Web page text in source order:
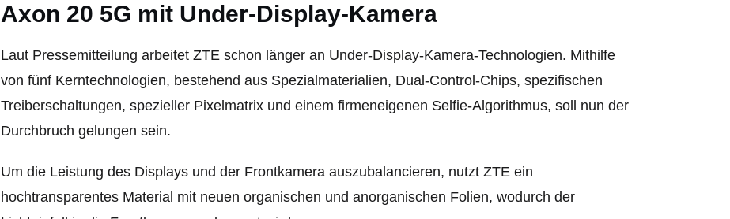
Axon 20 5G mit Under-Display-Kamera
Laut Pressemitteilung arbeitet ZTE schon länger an Under-Display-Kamera-Technologien. Mithilfe
von fünf Kerntechnologien, bestehend aus Spezialmaterialien, Dual-Control-Chips, spezifischen
Treiberschaltungen, spezieller Pixelmatrix und einem firmeneigenen Selfie-Algorithmus, soll nun der
Durchbruch gelungen sein.
Um die Leistung des Displays und der Frontkamera auszubalancieren, nutzt ZTE ein
hochtransparentes Material mit neuen organischen und anorganischen Folien, wodurch der